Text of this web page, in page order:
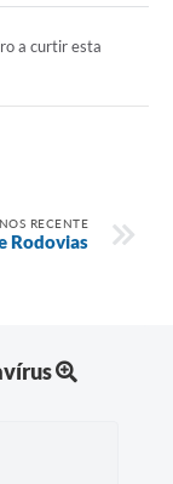
a curtir esta
RECENTE
Rodovias